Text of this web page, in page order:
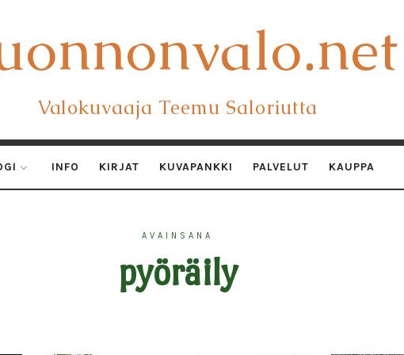
Valokuvaaja Teemu Saloriutta
INFO KIRJAT KUVAPANKKI PALVELUT KAUPPA
AVAINSANA
pyöräily